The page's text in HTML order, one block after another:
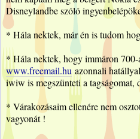
Disneylandbe szóló
* Hála nektek, már én is tudom
* Hála nektek, hogy immáron
www.freemail.hu azonnali
iwiw is megszünteti a tagságomat,
* Várakozásaim ellenére nem
vagyonát !